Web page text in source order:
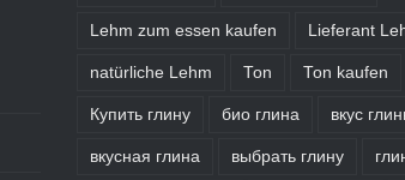
Lehm zum essen kaufen Lieferant
natürliche Lehm Ton Ton kaufen
Купить глину био глина вкус
вкусная глина выбрать глину